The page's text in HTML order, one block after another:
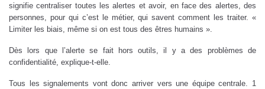
signifie centraliser toutes les alertes et avoir, en face des alertes, des
personnes, pour qui c’est le métier, qui savent comment les traiter. «
Limiter les biais, même si on est tous des êtres humains ».
Dès lors que l’alerte se fait hors outils, il y a des problèmes de
confidentialité, explique-t-elle.
Tous les signalements vont donc arriver vers une équipe centrale. 1